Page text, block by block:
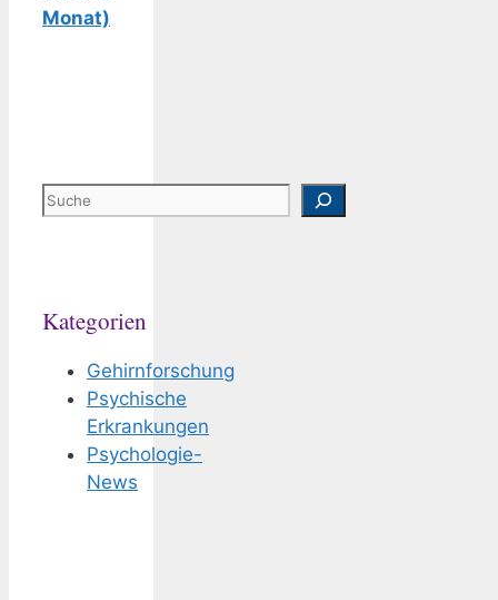
Monat)
Suchen
Kategorien
Gehirnforschung
Psychische
Erkrankungen
Psychologie-
News